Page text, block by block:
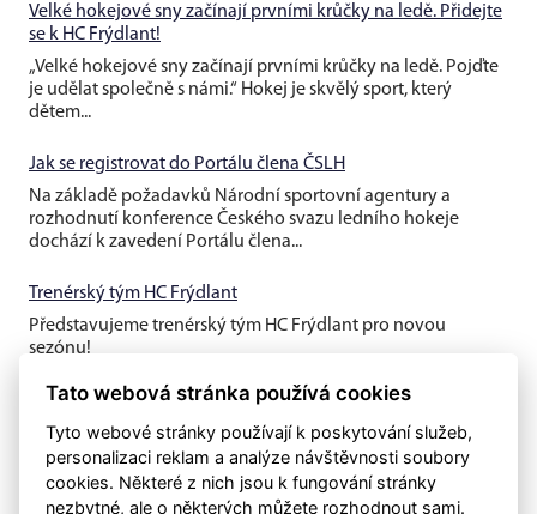
Velké hokejové sny začínají prvními krůčky na ledě. Přidejte
se k HC Frýdlant!
„Velké hokejové sny začínají prvními krůčky na ledě. Pojďte
je udělat společně s námi.“ Hokej je skvělý sport, který
dětem...
Jak se registrovat do Portálu člena ČSLH
Na základě požadavků Národní sportovní agentury a
rozhodnutí konference Českého svazu ledního hokeje
dochází k zavedení Portálu člena...
Trenérský tým HC Frýdlant
Představujeme trenérský tým HC Frýdlant pro novou
sezónu!
Tato webová stránka používá cookies
Tyto webové stránky používají k poskytování služeb,
personalizaci reklam a analýze návštěvnosti soubory
cookies. Některé z nich jsou k fungování stránky
nezbytné, ale o některých můžete rozhodnout sami.